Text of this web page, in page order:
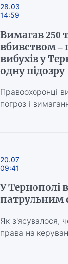
28.03
14:59
Вимагав 250
вбивством –
вибухів у
одну підозру
Правоохоронці
погроз і
20.07
09:41
У Тернополі
патрульним
Як з'ясувалося,
права на